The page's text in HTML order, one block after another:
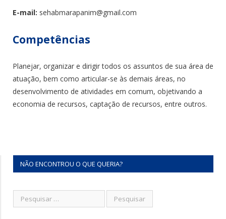
E-mail: sehabmarapanim@gmail.com
Competências
Planejar, organizar e dirigir todos os assuntos de sua área de
atuação, bem como articular-se às demais áreas, no
desenvolvimento de atividades em comum, objetivando a
economia de recursos, captação de recursos, entre outros.
NÃO ENCONTROU O QUE QUERIA?